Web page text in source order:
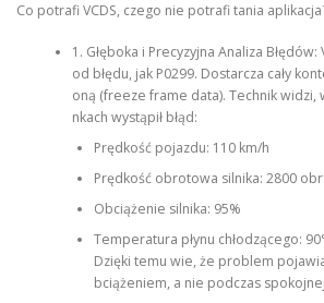
Co potrafi VCDS, czego nie potrafi tania
1. Głęboka i Precyzyjna Analiza
od błędu, jak P0299. Dostarcza cały
oną (freeze frame data). Technik widzi,
nkach wystąpił błąd:
Prędkość pojazdu: 110 km/h
Prędkość obrotowa silnika: 2800
Obciążenie silnika: 95%
Temperatura płynu chłodzącego:
Dzięki temu wie, że problem
bciążeniem, a nie podczas